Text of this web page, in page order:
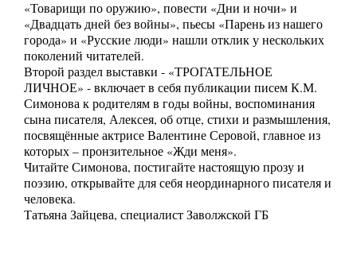
«Товарищи по оружию», повести «Дни и ночи» и
«Двадцать дней без войны», пьесы «Парень из нашего
города» и «Русские люди» нашли отклик у нескольких
поколений читателей.
Второй раздел выставки - «ТРОГАТЕЛЬНОЕ
ЛИЧНОЕ» - включает в себя публикации писем К.М.
Симонова к родителям в годы войны, воспоминания
сына писателя, Алексея, об отце, стихи и размышления,
посвящённые актрисе Валентине Серовой, главное из
которых – пронзительное «Жди меня».
Читайте Симонова, постигайте настоящую прозу и
поэзию, открывайте для себя неординарного писателя и
человека.
Татьяна Зайцева, специалист Заволжской ГБ